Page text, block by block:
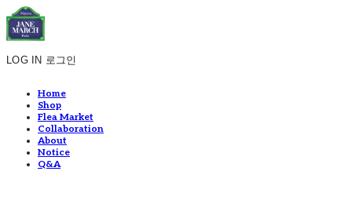
LOG IN 로그인
Home
Shop
Flea Market
Collaboration
About
Notice
Q&A